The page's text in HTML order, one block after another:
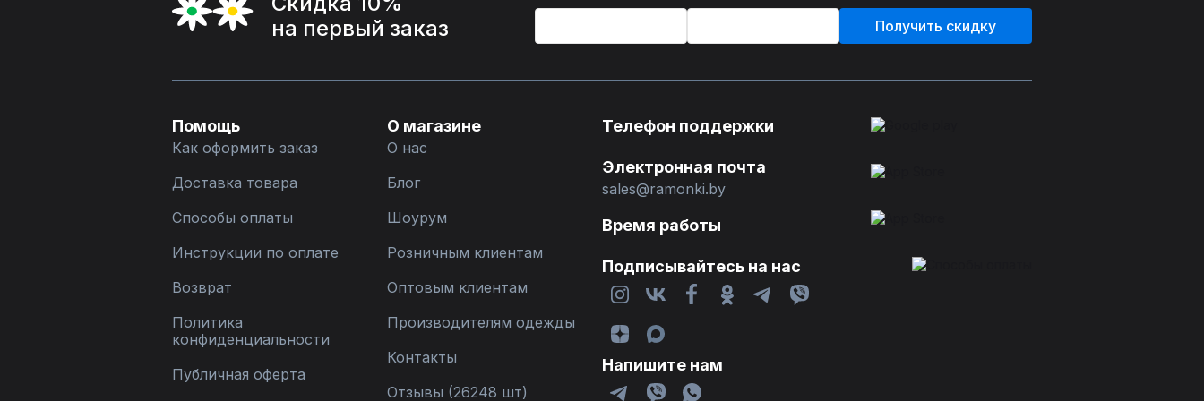
на первый заказ
Получить скидку
Помощь
Как оформить заказ
Доставка товара
Способы оплаты
Инструкции по оплате
Возврат
Политика
конфиденциальности
Публичная оферта
О магазине
О нас
Блог
Шоурум
Розничным клиентам
Оптовым клиентам
Производителям одежды
Контакты
Отзывы (26248 шт)
Телефон поддержки
Электронная почта
sales@ramonki.by
Время работы
Подписывайтесь на нас
Напишите нам